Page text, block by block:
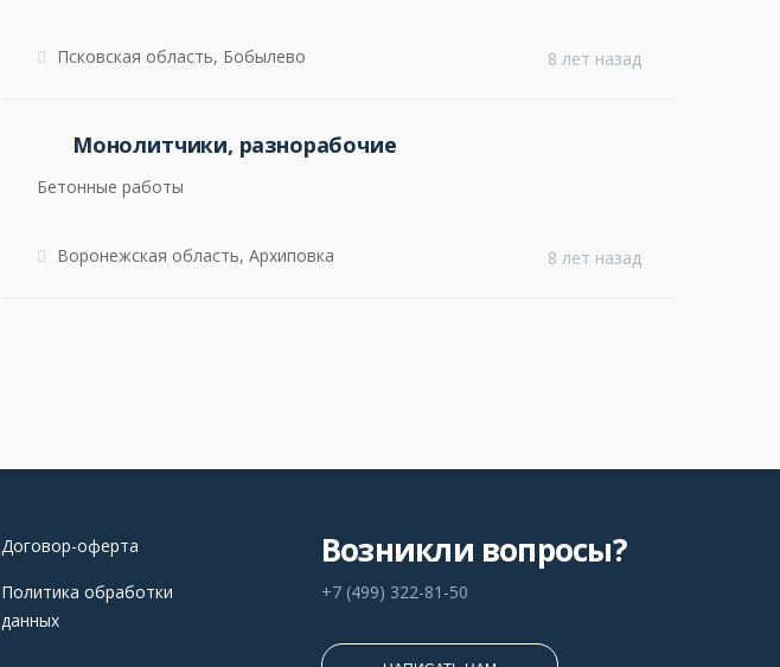
8 лет назад
Псковская область, Бобылево
Монолитчики, разнорабочие
Бетонные работы
8 лет назад
Воронежская область, Архиповка
Договор-оферта
Политика обработки
данных
Возникли вопросы?
+7 (499) 322-81-50